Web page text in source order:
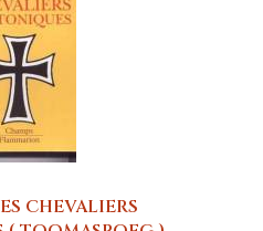
CHEVALIERS